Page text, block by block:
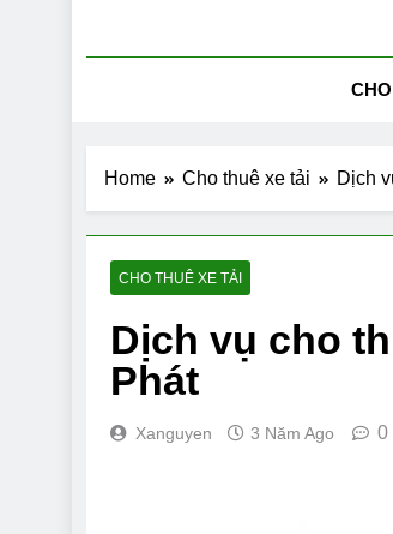
Home Cho thuê xe tải Dịch
CHO THUÊ XE TẢI
Dịch vụ cho
Phát
Xanguyen 3 Năm Ago 0